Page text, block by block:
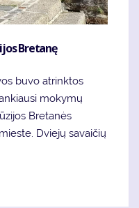
Bretanę
buvo atrinktos
mokymų
Bretanės
Dviejų savaičių